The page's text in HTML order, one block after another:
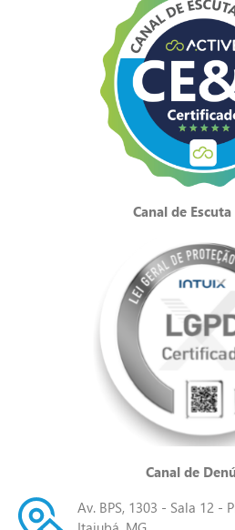
Canal de Escuta
Canal de
Av. BPS, 1303 - Sala 12 -